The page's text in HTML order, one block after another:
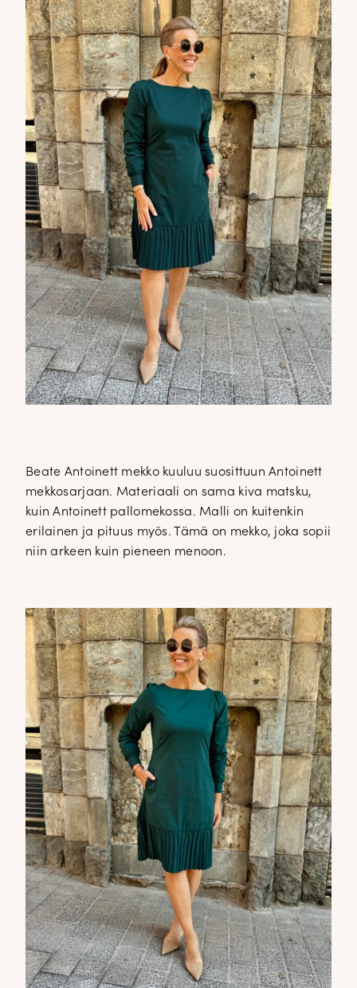
Beate Antoinett mekko kuuluu suosittuun Antoinett
mekkosarjaan. Materiaali on sama kiva matsku,
kuin Antoinett pallomekossa. Malli on kuitenkin
erilainen ja pituus myös. Tämä on mekko, joka sopii
niin arkeen kuin pieneen menoon.